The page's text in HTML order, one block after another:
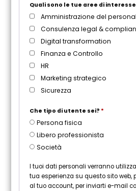
Quali sono le tue aree di
Amministrazione del
Consulenza legal &
Digital transformation
Finanza e Controllo
HR
Marketing strategico
Sicurezza
Che tipo di utente sei? *
Persona fisica
Libero professionista
Società
I tuoi dati personali verranno
tua esperienza su questo sito web,
al tuo account, per inviarti e-mail